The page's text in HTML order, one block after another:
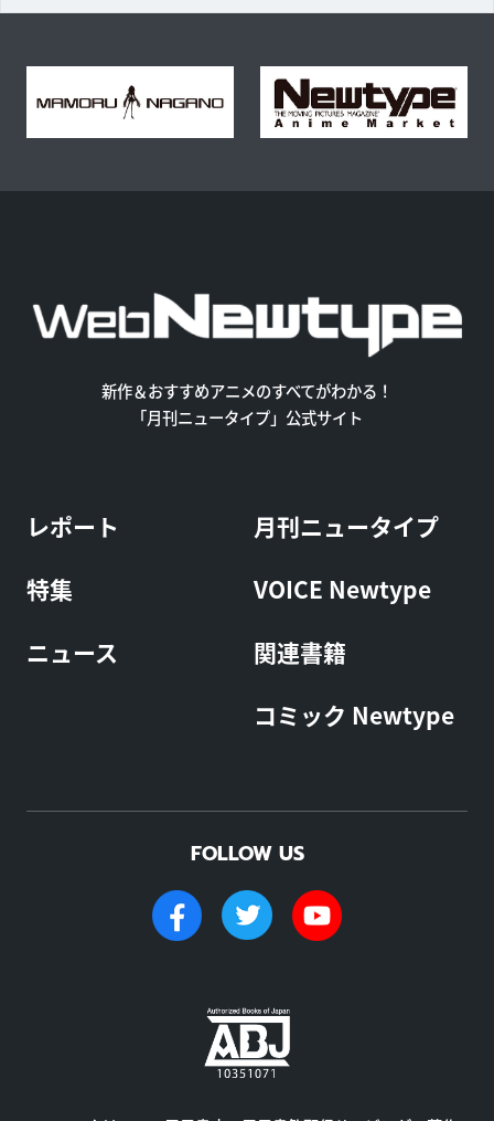
新作＆おすすめアニメのすべてがわかる！
「月刊ニュータイプ」公式サイト
レポート
特集
ニュース
月刊ニュータイプ
VOICE Newtype
関連書籍
コミック Newtype
FOLLOW US